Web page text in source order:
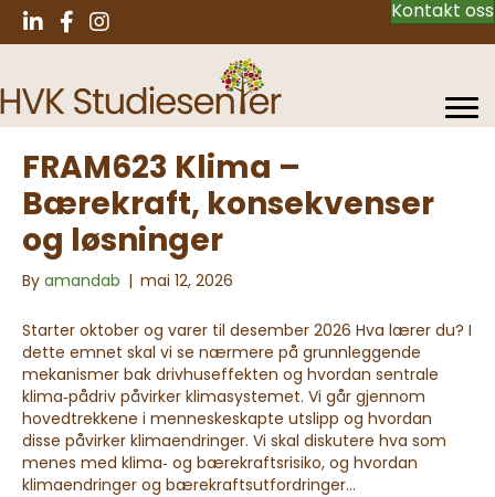
Kontakt oss
FRAM623 Klima –
Bærekraft, konsekvenser
og løsninger
By amandab | mai 12, 2026
Starter oktober og varer til desember 2026 Hva lærer du? I
dette emnet skal vi se nærmere på grunnleggende
mekanismer bak drivhuseffekten og hvordan sentrale
klima‑pådriv påvirker klimasystemet. Vi går gjennom
hovedtrekkene i menneskeskapte utslipp og hvordan
disse påvirker klimaendringer. Vi skal diskutere hva som
menes med klima‑ og bærekraftsrisiko, og hvordan
klimaendringer og bærekraftsutfordringer…